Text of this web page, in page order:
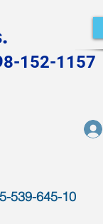
152-1157
539-645-10